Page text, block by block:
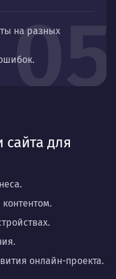
05
на разных
сайта для
онлайн-проекта.